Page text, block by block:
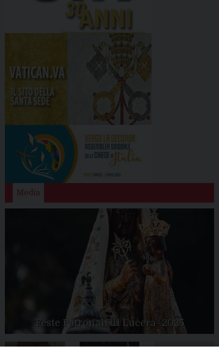
Media
Feste Patronali di Lucera- 2025